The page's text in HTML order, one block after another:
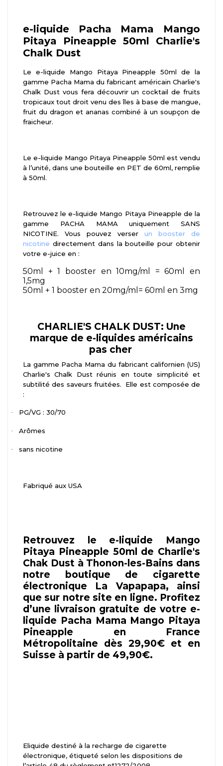
e-liquide Pacha Mama Mango
Pitaya Pineapple 50ml Charlie's
Chalk Dust
Le e-liquide Mango Pitaya Pineapple 50ml de la
gamme Pacha Mama du fabricant américain Charlie's
Chalk Dust vous fera découvrir un cocktail de fruits
tropicaux tout droit venu des îles à base de mangue,
fruit du dragon et ananas combiné à un soupçon de
fraicheur.
Le e-liquide Mango Pitaya Pineapple 50ml est vendu
à l’unité, dans une bouteille en PET de 60ml, remplie
à 50ml.
Retrouvez le e-liquide Mango Pitaya Pineapple de la
gamme PACHA MAMA uniquement SANS
NICOTINE. Vous pouvez verser un booster de
nicotine directement dans la bouteille pour obtenir
votre e-juice en :
50ml + 1 booster en 10mg/ml = 60ml en
1,5mg
50ml + 1 booster en 20mg/ml= 60ml en 3mg
CHARLIE'S CHALK DUST: Une
marque de e-liquides américains
pas cher
La gamme Pacha Mama du fabricant californien (US)
Charlie's Chalk Dust réunis en toute simplicité et
subtilité des saveurs fruitées. Elle est composée de
:
· PG/VG : 30/70
· Arômes
· sans nicotine
Fabriqué aux USA
Retrouvez le e-liquide Mango
Pitaya Pineapple 50ml de Charlie's
Chak Dust à Thonon-les-Bains dans
notre boutique de cigarette
électronique La Vapapapa, ainsi
que sur notre site en ligne. Profitez
d’une livraison gratuite de votre e-
liquide Pacha Mama Mango Pitaya
Pineapple en France
Métropolitaine dès 29,90€ et en
Suisse à partir de 49,90€.
Eliquide destiné à la recharge de cigarette
électronique, étiqueté selon les dispositions de